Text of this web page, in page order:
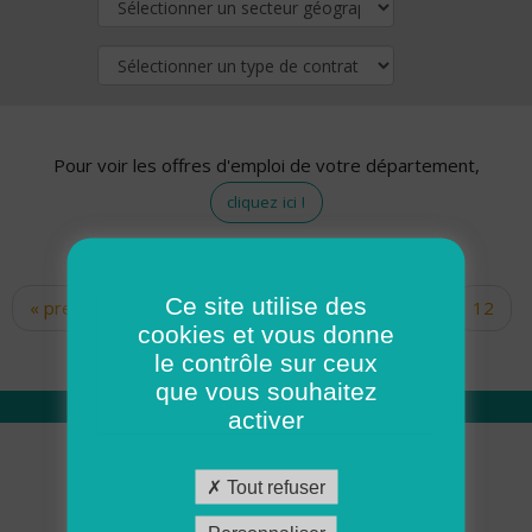
Pour voir les offres d'emploi de votre département,
cliquez ici !
Pages
« premier ‹ précédent … 10
12
14 15 16 17
Qui sommes nous
Académie ADMR
Ce site utilise des
cookies et vous donne
le contrôle sur ceux
que vous souhaitez
activer
Tout refuser